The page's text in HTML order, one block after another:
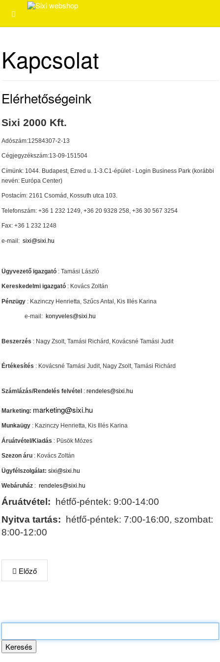
Kapcsolat
Elérhetőségeink
Sixi 2000 Kft.
Adószám:12584307-2-13
Cégjegyzékszám:13-09-151504
Címünk: 1044. Budapest, Ezred u. 1-3.C1-épület - Login Business Park (korábbi
nevén: Európa Center)
Postacím: 2161 Csomád, Kossuth utca 103.
Telefonszám: +36 1 232 1249, +36 20 9328 258, +36 30 567 3254
Fax: +36 1 232 1248
e-mail: sixi@sixi.hu
Ügyvezető igazgató : Tamási László
Kereskedelmi igazgató : Kovács Zoltán
Pénzügy : Kazinczy Henrietta, Szűcs Antal, Kis Illés Karina
e-mail: konyveles@sixi.hu
Beszerzés : Nagy Zsolt, Tamási Richárd, Kovácsné Tamási Judit
Értékesítés : Kovácsné Tamási Judit, Nagy Zsolt, Tamási Richárd
Számlázás/Rendelés felvétel : rendeles@sixi.hu
Marketing: marketing@sixi.hu
Munkaügy : Kazinczy Henrietta, Kis Illés Karina
Áruátvétel/Kiadás : Püsök Mózes
Szezon áru : Kovács Zoltán
Ügyfélszolgálat: sixi@sixi.hu
Webáruház : rendeles@sixi.hu
Áruátvétel: hétfő-péntek: 9:00-14:00
Nyitva tartás: hétfő-péntek: 7:00-16:00, szombat:
8:00-12:00
Előző